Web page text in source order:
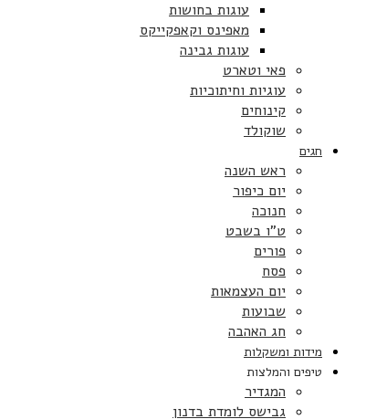
עוגות בחושות
מאפינס וקאפקייקס
עוגות גבינה
פאי וטארט
עוגיות וחיתוכיות
קינוחים
שוקולד
חגים
ראש השנה
יום כיפור
חנוכה
ט”ו בשבט
פורים
פסח
יום העצמאות
שבועות
חג האהבה
מידות ומשקלות
טיפים והמלצות
המגדיר
גבישס לומדת בדנון